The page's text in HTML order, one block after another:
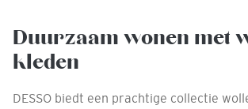
Duurzaam wonen met
kleden
DESSO biedt een prachtige collectie